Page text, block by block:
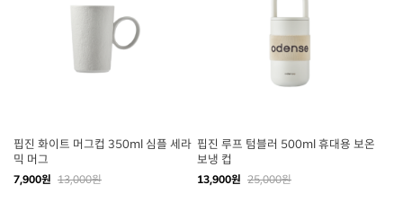
핍진 화이트 머그컵 350ml 심플 세라
믹 머그
7,900원 13,000원
핍진 루프 텀블러 500ml 휴대용 보온
보냉 컵
13,900원 25,000원